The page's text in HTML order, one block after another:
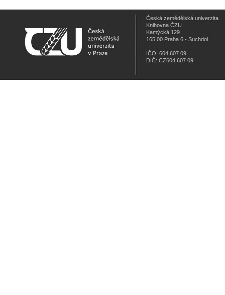
Česká zemědělská univerzita
Knihovna ČZU
Kamýcká 129
165 00 Praha 6 - Suchdol
IČO: 604 607 09
DIČ: CZ604 607 09